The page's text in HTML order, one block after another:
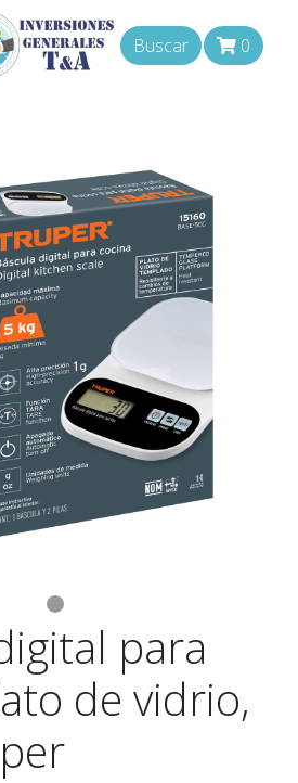
Buscar 0
para
de vidrio,